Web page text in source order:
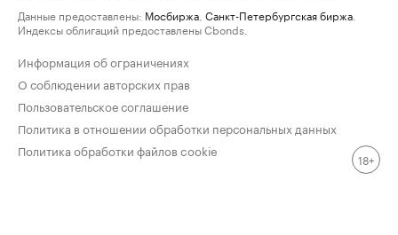
Данные предоставлены: Мосбиржа Санкт-Петербургская биржа
Индексы облигаций предоставлены Cbonds.
Информация об ограничениях
О соблюдении авторских прав
Пользовательское соглашение
Политика в отношении обработки персональных данных
Политика обработки файлов cookie
18+